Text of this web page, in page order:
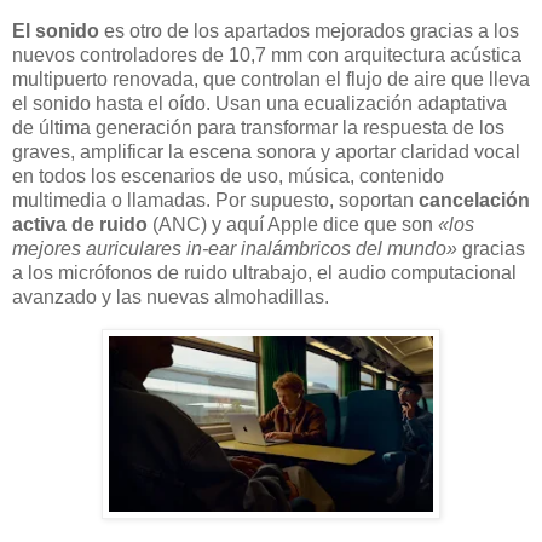
El sonido es otro de los apartados mejorados gracias a los
nuevos controladores de 10,7 mm con arquitectura acústica
multipuerto renovada, que controlan el flujo de aire que lleva
el sonido hasta el oído. Usan una ecualización adaptativa
de última generación para transformar la respuesta de los
graves, amplificar la escena sonora y aportar claridad vocal
en todos los escenarios de uso, música, contenido
multimedia o llamadas. Por supuesto, soportan cancelación
activa de ruido (ANC) y aquí Apple dice que son «los
mejores auriculares in-ear inalámbricos del mundo» gracias
a los micrófonos de ruido ultrabajo, el audio computacional
avanzado y las nuevas almohadillas.